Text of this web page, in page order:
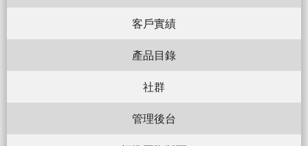
客戶實績
產品目錄
社群
管理後台